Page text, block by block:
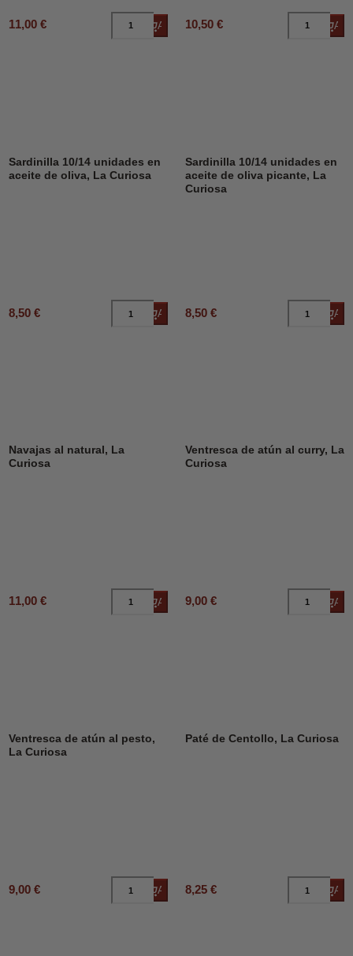
11,00 € Añadir al carrito
10,50 €
Sardinilla 10/14 unidades en
aceite de oliva, La Curiosa
8,50 € Añadir al carrito
Sardinilla 10/14 unidades en
aceite de oliva picante, La
Curiosa
8,50 €
Navajas al natural, La
Curiosa
11,00 € Añadir al carrito
Ventresca de atún al curry, La
Curiosa
9,00 €
Ventresca de atún al pesto,
La Curiosa
9,00 € Añadir al carrito
Paté de Centollo, La Curiosa
8,25 €